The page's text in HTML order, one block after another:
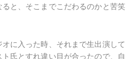
と、そこまでこだわるのかと苦笑
に入った時、それまで生出演して
氏とすれ違い目が合ったので、自